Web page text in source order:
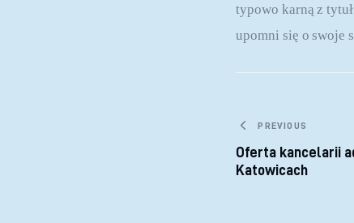
typowo karną z
upomni się o swoje
PREVIOUS
Oferta kancelarii
Katowicach